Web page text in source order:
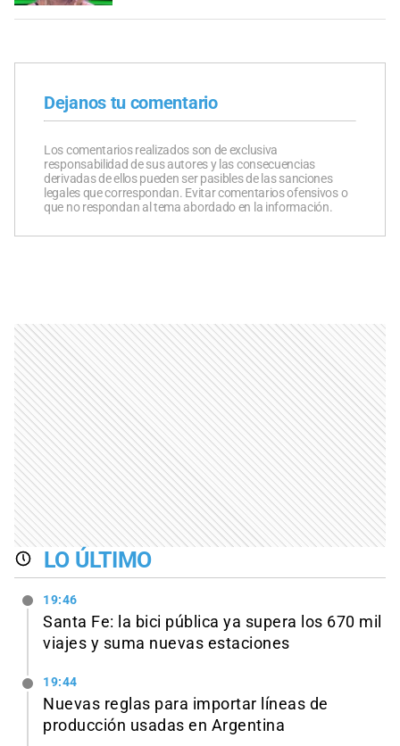
Dejanos tu comentario
Los comentarios realizados son de exclusiva
responsabilidad de sus autores y las consecuencias
derivadas de ellos pueden ser pasibles de las sanciones
legales que correspondan. Evitar comentarios ofensivos o
que no respondan al tema abordado en la información.
LO ÚLTIMO
19:46
Santa Fe: la bici pública ya supera los 670 mil
viajes y suma nuevas estaciones
19:44
Nuevas reglas para importar líneas de
producción usadas en Argentina